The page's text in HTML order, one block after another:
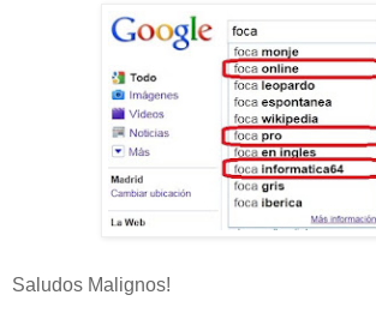
Saludos Malignos!